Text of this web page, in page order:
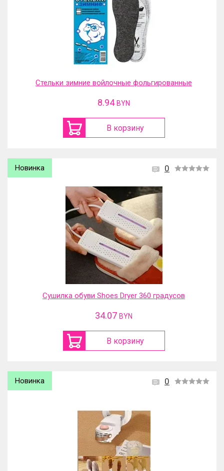
Стельки зимние войлочные фольгированные
8.94 BYN
В корзину
0
Новинка
Сушилка обуви Shoes Dryer 360 градусов
34.07 BYN
В корзину
0
Новинка